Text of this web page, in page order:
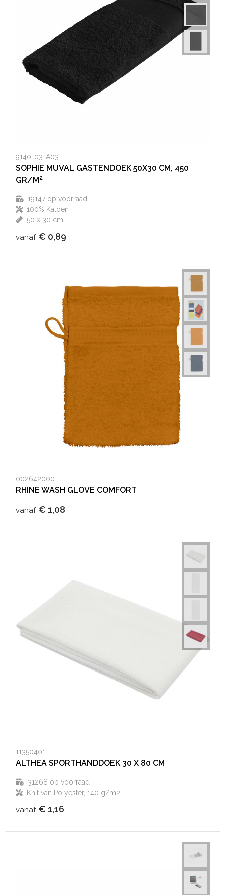
9140-03-A03
SOPHIE MUVAL GASTENDOEK 50X30 CM, 450
GR/M²
19147op voorraad
100% Katoen
50 x 30 cm
vanaf € 0,89
002642000
RHINE WASH GLOVE COMFORT
vanaf € 1,08
11350401
ALTHEA SPORTHANDDOEK 30 X 80 CM
31268 op voorraad
Knit van Polyester, 140 g/m2
vanaf € 1,16